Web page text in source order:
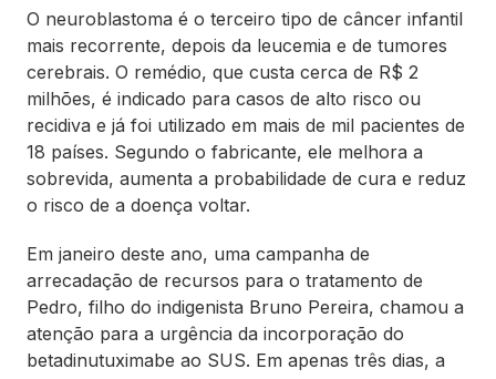
O neuroblastoma é o terceiro tipo de câncer infantil
mais recorrente, depois da leucemia e de tumores
cerebrais. O remédio, que custa cerca de R$ 2
milhões, é indicado para casos de alto risco ou
recidiva e já foi utilizado em mais de mil pacientes de
18 países. Segundo o fabricante, ele melhora a
sobrevida, aumenta a probabilidade de cura e reduz
o risco de a doença voltar.
Em janeiro deste ano, uma campanha de
arrecadação de recursos para o tratamento de
Pedro, filho do indigenista Bruno Pereira, chamou a
atenção para a urgência da incorporação do
betadinutuximabe ao SUS. Em apenas três dias, a